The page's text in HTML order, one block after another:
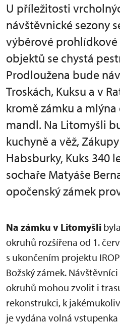
U příležitosti
návštěvnické sezony
výběrové prohlídkové
objektů se chystá
Prodloužena bude
Troskách, Kuksu a v
kromě zámku a
mandl. Na Litomyšli
kuchyně a věž,
Habsburky, Kuks 340
sochaře Matyáše
opočenský zámek
Na zámku v Litomyšli
okruhů rozšířena od 1.
s ukončením projektu
Božský zámek.
okruhů mohou zvolit i
rekonstrukci, k
je vydána volná